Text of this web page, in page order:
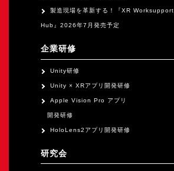
製造現場を革新する！『XR Worksupport
Hub』2026年7月発売予定
企業研修
Unity研修
Unity × XRアプリ開発研修
Apple Vision Pro アプリ
開発研修
HoloLens2アプリ開発研修
研究会